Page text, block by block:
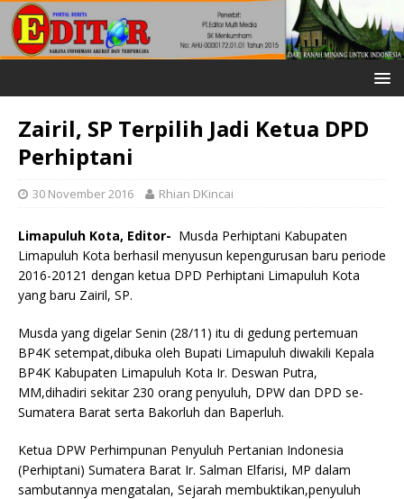
Zairil, SP Terpilih Jadi Ketua DPD
Perhiptani
30 November 2016 Rhian DKincai
Limapuluh Kota, Editor- Musda Perhiptani Kabupaten
Limapuluh Kota berhasil menyusun kepengurusan baru periode
2016-20121 dengan ketua DPD Perhiptani Limapuluh Kota
yang baru Zairil, SP.
Musda yang digelar Senin (28/11) itu di gedung pertemuan
BP4K setempat,dibuka oleh Bupati Limapuluh diwakili Kepala
BP4K Kabupaten Limapuluh Kota Ir. Deswan Putra,
MM,dihadiri sekitar 230 orang penyuluh, DPW dan DPD se-
Sumatera Barat serta Bakorluh dan Baperluh.
Ketua DPW Perhimpunan Penyuluh Pertanian Indonesia
(Perhiptani) Sumatera Barat Ir. Salman Elfarisi, MP dalam
sambutannya mengatalan, Sejarah membuktikan,penyuluh